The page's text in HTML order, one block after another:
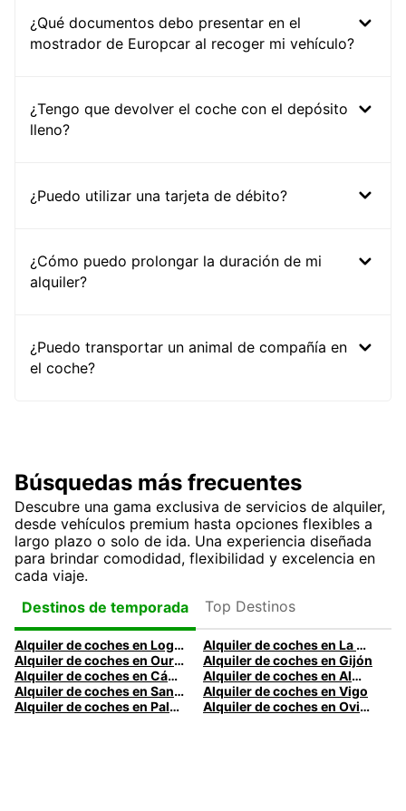
¿Qué documentos debo presentar en el
mostrador de Europcar al recoger mi vehículo?
¿Tengo que devolver el coche con el depósito
lleno?
¿Puedo utilizar una tarjeta de débito?
¿Cómo puedo prolongar la duración de mi
alquiler?
¿Puedo transportar un animal de compañía en
el coche?
Búsquedas más frecuentes
Descubre una gama exclusiva de servicios de alquiler,
desde vehículos premium hasta opciones flexibles a
largo plazo o solo de ida. Una experiencia diseñada
para brindar comodidad, flexibilidad y excelencia en
cada viaje.
Destinos de temporada
Top Destinos
Alquiler de coches en Logroño
Alquiler de coches en La Coruña
Alquiler de coches en Ourense
Alquiler de coches en Gijón
Alquiler de coches en Cádiz
Alquiler de coches en Almería
Alquiler de coches en Santander
Alquiler de coches en Vigo
Alquiler de coches en Palma
Alquiler de coches en Oviedo